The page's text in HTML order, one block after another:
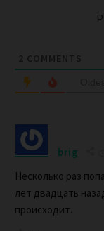
brig
Несколько раз
лет двадцать
происходит.